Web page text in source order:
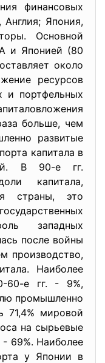
финансовых
Япония,
Основной
и Японией (80
около
ресурсов
и портфельных
больше, чем
развитые
капитала в
В 90-е гг.
капитала,
страны, это
западных
после войны
производство,
Наиболее
60-е гг. - 9%,
промышленно
71,4% мировой
на сырьевые
69%. Наиболее
у Японии в